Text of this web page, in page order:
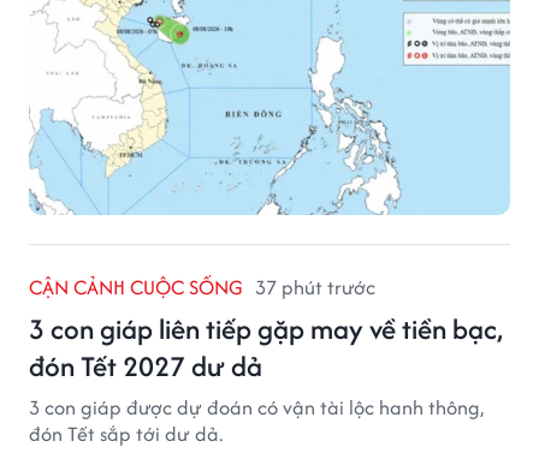
CẬN CẢNH CUỘC SỐNG 37 phút trước
3 con giáp liên tiếp gặp may về tiền bạc,
đón Tết 2027 dư dả
3 con giáp được dự đoán có vận tài lộc hanh thông,
đón Tết sắp tới dư dả.